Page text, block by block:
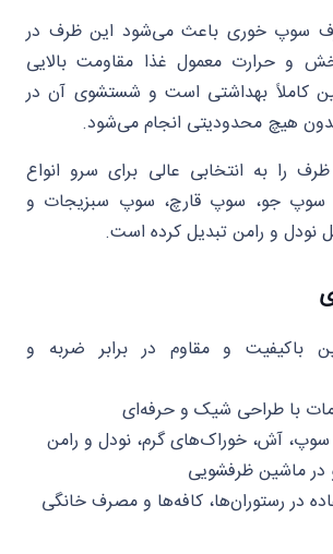
سوپ خوری باعث می‌شود این ظرف در
و حرارت معمول غذا مقاومت بالایی
کاملاً بهداشتی است و شستشوی آن در
هیچ محدودیتی انجام می‌شود.
را به انتخابی عالی برای سرو انواع
سوپ جو، سوپ قارچ، سوپ سبزیجات و
نودل و رامن تبدیل کرده است.
باکیفیت و مقاوم در برابر ضربه و
با طراحی شیک و حرفه‌ای
آش، خوراک‌های گرم، نودل و رامن
ماشین ظرفشویی
در رستوران‌ها، کافه‌ها و مصرف خانگی